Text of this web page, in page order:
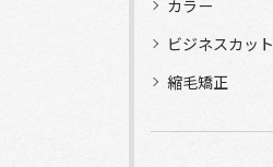
カラー
ビジネスカット
縮毛矯正